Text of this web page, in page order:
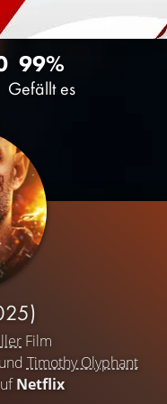
99%
Gefällt es
Film
Timothy Olyphant
Netflix